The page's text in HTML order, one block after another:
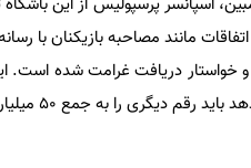
مانند مصاحبه بازیکنان با
و خواستار دریافت غرامت شده
جمع 50 میلیارد بدهی پرسپولیس اضافه کرد.